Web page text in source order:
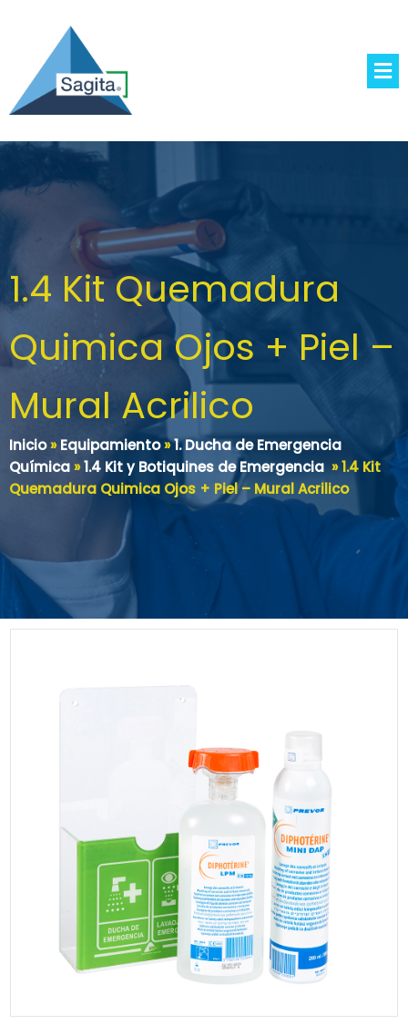
1.4 Kit Quemadura
Quimica Ojos + Piel –
Mural Acrilico
Inicio»Equipamiento»1. Ducha de Emergencia
Química»1.4 Kit y Botiquines de Emergencia »1.4 Kit
Quemadura Quimica Ojos + Piel – Mural Acrilico